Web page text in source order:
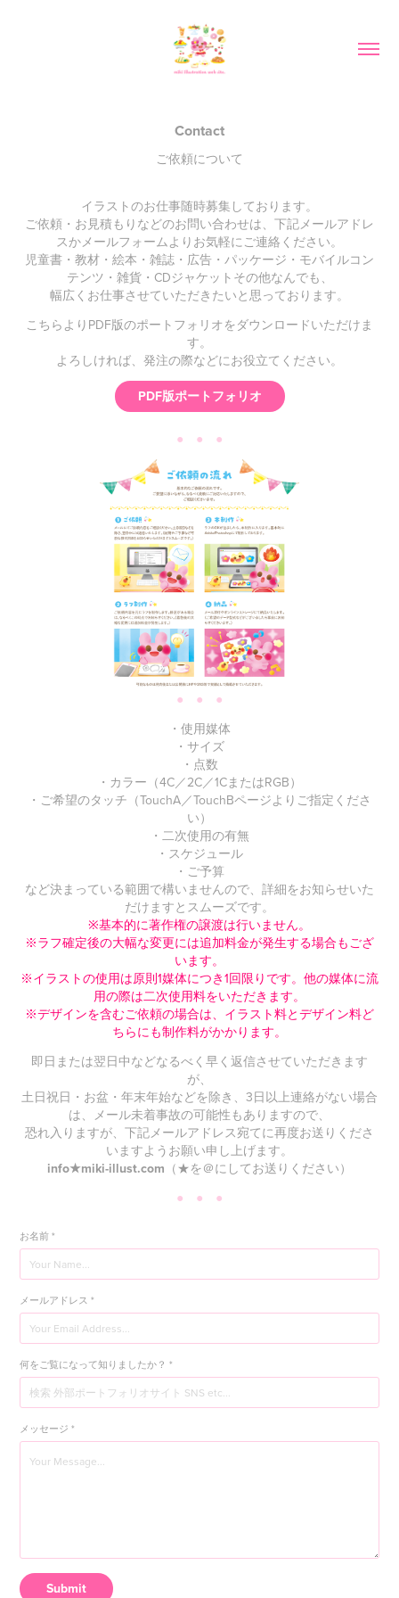
Contact
ご依頼について
イラストのお仕事随時募集しております。
ご依頼・お見積もりなどのお問い合わせは、下記メールアドレ
スかメールフォームよりお気軽にご連絡ください。
児童書・教材・絵本・雑誌・広告・パッケージ・モバイルコン
テンツ・雑貨・CDジャケットその他なんでも、
幅広くお仕事させていただきたいと思っております。
こちらよりPDF版のポートフォリオをダウンロードいただけま
す。
よろしければ、発注の際などにお役立てください。
PDF版ポートフォリオ
● ● ●
● ● ●
・使用媒体
・サイズ
・点数
・カラー（4C／2C／1CまたはRGB）
・ご希望のタッチ（TouchA／TouchBページよりご指定くださ
い）
・二次使用の有無
・スケジュール
・ご予算
など決まっている範囲で構いませんので、詳細をお知らせいた
だけますとスムーズです。
※基本的に著作権の譲渡は行いません。
※ラフ確定後の大幅な変更には追加料金が発生する場合もござ
います。
※イラストの使用は原則1媒体につき1回限りです。他の媒体に流
用の際は二次使用料をいただきます。
※デザインを含むご依頼の場合は、イラスト料とデザイン料ど
ちらにも制作料がかかります。
即日または翌日中などなるべく早く返信させていただきます
が、
土日祝日・お盆・年末年始などを除き、3日以上連絡がない場合
は、メール未着事故の可能性もありますので、
恐れ入りますが、下記メールアドレス宛てに再度お送りくださ
いますようお願い申し上げます。
info★miki-illust.com （★を＠にしてお送りください）
● ● ●
お名前 *
メールアドレス *
何をご覧になって知りましたか？ *
メッセージ *
Submit